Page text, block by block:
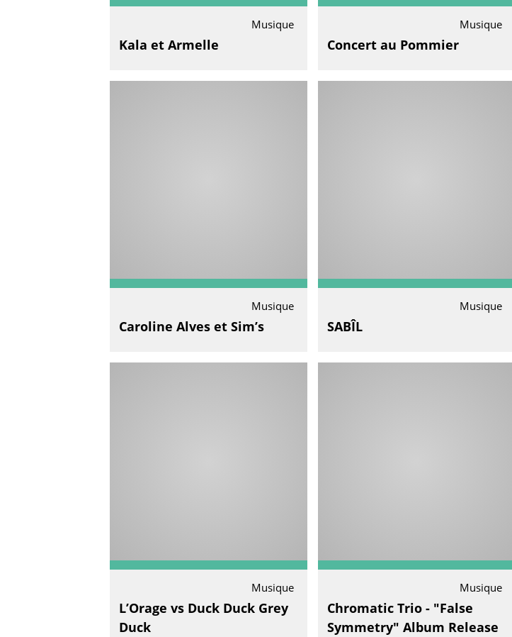
Musique
Kala et Armelle
Musique
Concert au Pommier
Musique
Caroline Alves et Sim’s
Musique
SABÎL
Musique
L’Orage vs Duck Duck Grey
Duck
Musique
Chromatic Trio - "False
Symmetry" Album Release